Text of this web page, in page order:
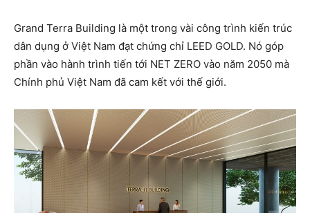
Grand Terra Building là một trong vài công trình kiến trúc
dân dụng ở Việt Nam đạt chứng chỉ LEED GOLD. Nó góp
phần vào hành trình tiến tới NET ZERO vào năm 2050 mà
Chính phủ Việt Nam đã cam kết với thế giới.